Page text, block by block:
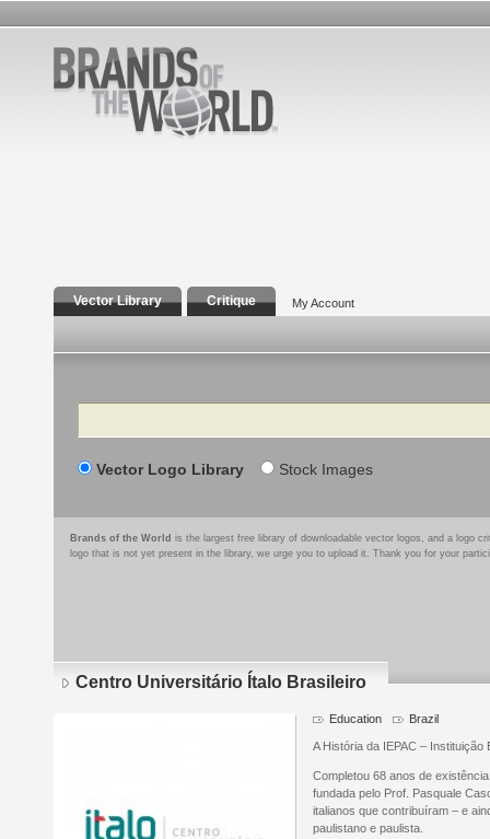
Vector Library Critique My Account
Search
Vector Logo Library Stock Images
Brands of the World is the largest free library of downloadable vector logos, and a logo
logo that is not yet present in the library, we urge you to upload it. Thank you for your
Centro Universitário Ítalo Brasileiro
Education Brazil
A História da IEPAC –
Completou 68 anos de
fundada pelo Prof. Pasquale
italianos que contribuíram – e
paulistano e paulista.